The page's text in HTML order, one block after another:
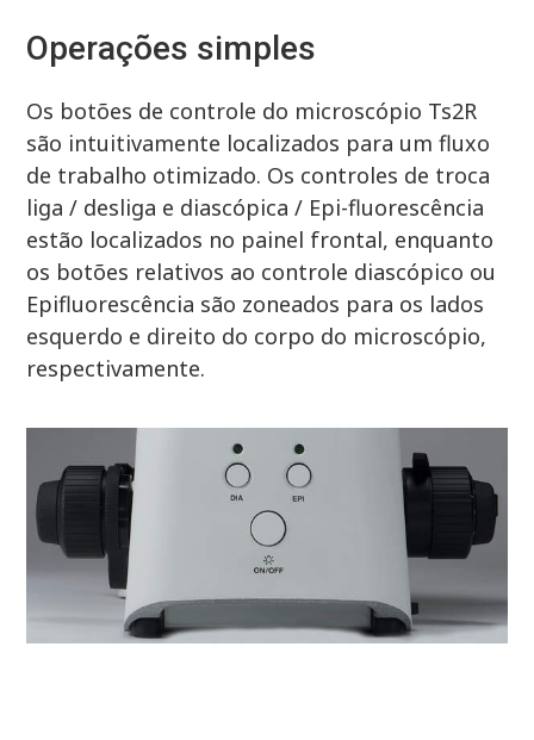
Operações simples
Os botões de controle do microscópio Ts2R
são intuitivamente localizados para um fluxo
de trabalho otimizado. Os controles de troca
liga / desliga e diascópica / Epi-fluorescência
estão localizados no painel frontal, enquanto
os botões relativos ao controle diascópico ou
Epifluorescência são zoneados para os lados
esquerdo e direito do corpo do microscópio,
respectivamente.